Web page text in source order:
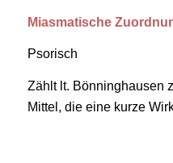
Miasmatische
Psorisch
Zählt lt. Bönninghausen
Mittel, die eine kurze